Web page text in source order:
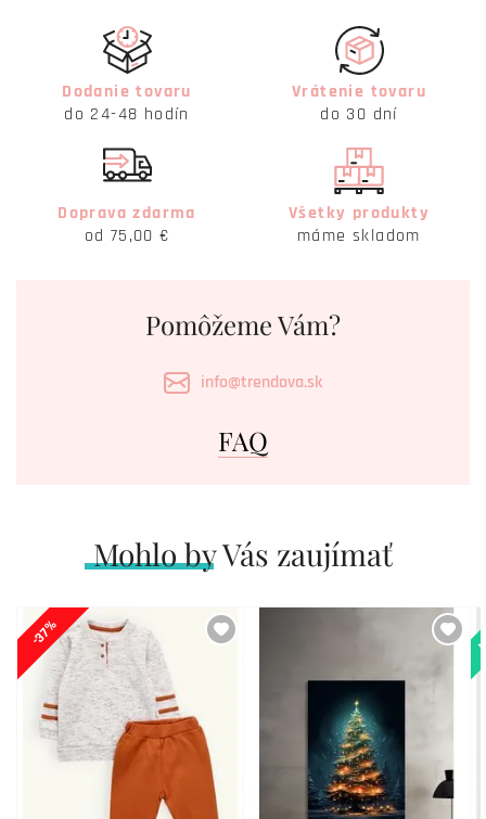
Dodanie tovaru
do 24-48 hodín
Vrátenie tovaru
do 30 dní
Doprava zdarma
od 75,00 €
Všetky produkty
máme skladom
Pomôžeme Vám?
info@trendova.sk
FAQ
Mohlo by Vás zaujímať
-37%